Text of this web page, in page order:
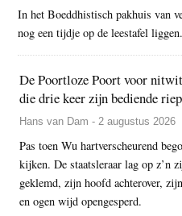
In het Boeddhistisch pakhuis van
nog een tijdje op de leestafel liggen.
De Poortloze Poort voor
die drie keer zijn bediende riep
Hans van Dam - 2 augustus 2026
Pas toen Wu hartverscheurend
kijken. De staatsleraar lag op z’n
geklemd, zijn hoofd achterover,
en ogen wijd opengesperd.